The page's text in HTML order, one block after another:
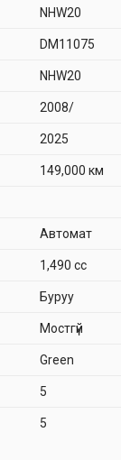
NHW20
DM11075
NHW20
2008/
2025
149,000 км
Автомат
1,490 cc
Буруу
Мостгүй
Green
5
5